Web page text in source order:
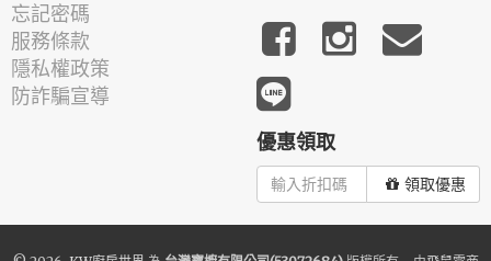
忘記密碼
服務條款
隱私權政策
防詐騙宣導
優惠領取
領取優惠